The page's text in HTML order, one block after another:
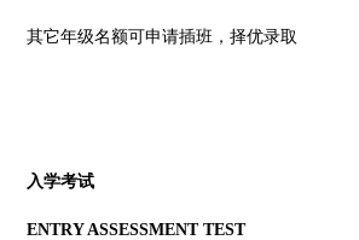
其它年级名额可申请插班，择优录取
入学考试
ENTRY ASSESSMENT TEST